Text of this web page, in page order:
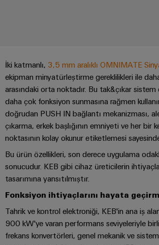
için
yenilikçi
bağlantı
çözümleri
Demiryolu
Demiryolu
taşımacılığında
iklim
dostu
mobilite
için
modern
dijital
çözümler
Enerji
Depolama
şebekeleri
Endüstriyel
5G
Single
Pair
Ethernet
u-
OS
uç
Pano
PCB
klemensler
Endüstriyel
kutu
sistemleri
ve
bileşenleri
Kablo
giriş
sistemleri
ve
bileşenleri
Hızlı
Teslimat
Hizmeti
Danışmanlık
ve
dijital
mühendislik
Bağlantı
Danışmanlığı
dijital
Sürdürülebilirlik
Weidmüller
Akademisi
İnsan
Kaynakları
Uyum
Merkezler
Yönetim
Bilgileri
ve
Sertifikaları
Satış
Geleceğe
Haberler
&
Kampanyalar
Basında
Biz
WEconnect
Müşteri
Dergilerimiz
Fuarlar
Kariyer
İki katmanlı, 3,5 mm aralıklı OMNIMATE
ekipman minyatürleştirme gereklilikleri ile
arasındaki orta noktadır. Bu tak&çıkar
daha çok fonksiyon sunmasına rağmen
doğrudan PUSH IN bağlantı mekanizması,
çıkarma, erkek başlığının emniyeti ve her bir
noktasının kolay okunur etiketlemesi
Bu ürün özellikleri, son derece uygulama
sonucudur. KEB gibi cihaz üreticilerin
tasarımına yansıtılmıştır.
Fonksiyon ihtiyaçlarını hayata
Tahrik ve kontrol elektroniği, KEB'in ana iş
900 kW'ye varan performans seviyeleriyle
frekans konvertörleri, genel mekanik ve